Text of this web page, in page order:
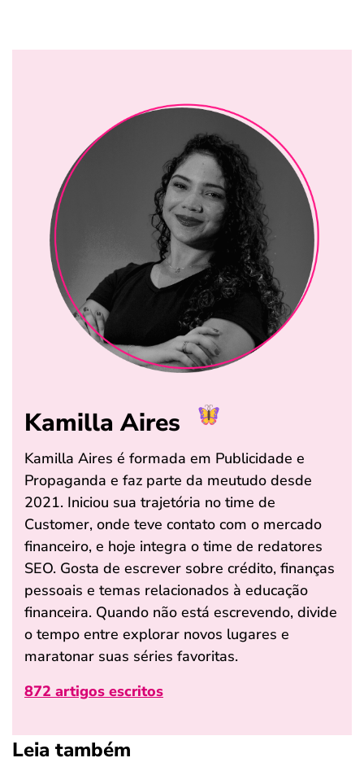
Kamilla Aires
Kamilla Aires é formada em Publicidade e
Propaganda e faz parte da meutudo desde
2021. Iniciou sua trajetória no time de
Customer, onde teve contato com o mercado
financeiro, e hoje integra o time de redatores
SEO. Gosta de escrever sobre crédito, finanças
pessoais e temas relacionados à educação
financeira. Quando não está escrevendo, divide
o tempo entre explorar novos lugares e
maratonar suas séries favoritas.
872 artigos escritos
Leia também